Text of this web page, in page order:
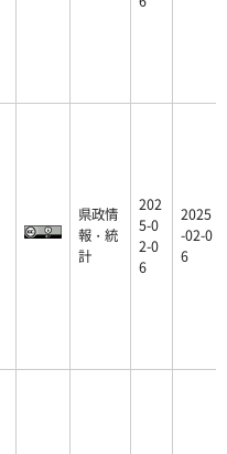
県政情
報・統
計
202
5-0
2-0
6
2025
-02-0
6